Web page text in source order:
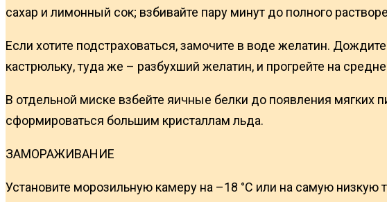
сахар и лимонный сок; взбивайте пару минут до полного
Если хотите подстраховаться, замочите в воде желатин.
кастрюльку, туда же – разбухший желатин, и прогрейте на
В отдельной миске взбейте яичные белки до появления
сформироваться большим кристаллам льда.
ЗАМОРАЖИВАНИЕ
Установите морозильную камеру на –18 °С или на самую низкую